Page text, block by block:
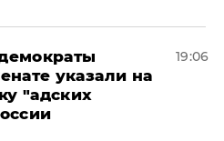
указали на
"адских
19:06